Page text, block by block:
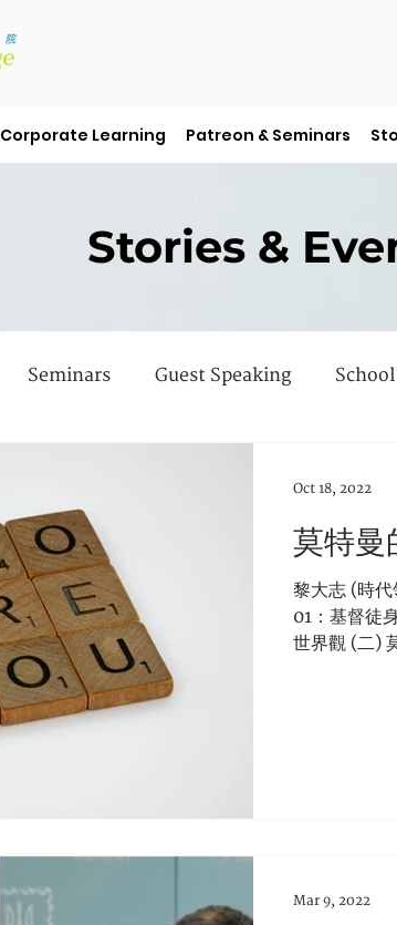
Corporate Learning Patreon & Seminars
Stories &
Seminars Guest Speaking
莫特曼
黎大志 (時
01：基督徒
世界觀 (二)
Oct 18, 2022
Mar 9, 2022